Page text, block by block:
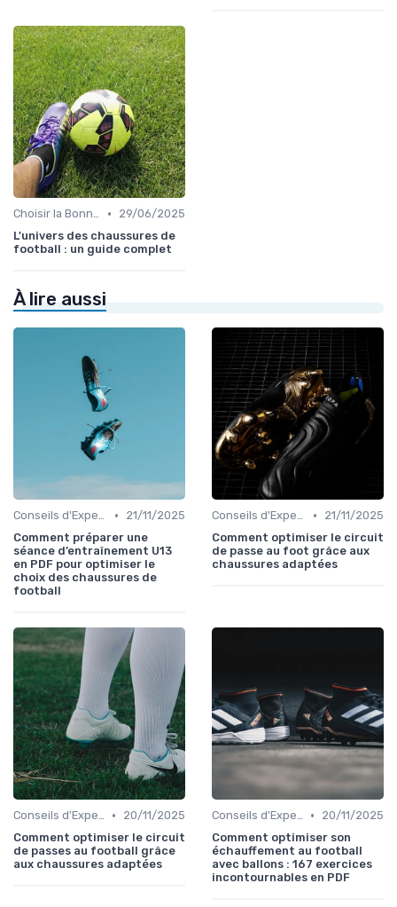
Choisir la Bonne Taille •
29/06/2025
L'univers des chaussures de
football : un guide complet
À lire aussi
Conseils d'Experts •
21/11/2025
Comment préparer une
séance d’entraînement U13
en PDF pour optimiser le
choix des chaussures de
football
Conseils d'Experts •
21/11/2025
Comment optimiser le circuit
de passe au foot grâce aux
chaussures adaptées
Conseils d'Experts •
20/11/2025
Comment optimiser le circuit
de passes au football grâce
aux chaussures adaptées
Conseils d'Experts •
20/11/2025
Comment optimiser son
échauffement au football
avec ballons : 167 exercices
incontournables en PDF